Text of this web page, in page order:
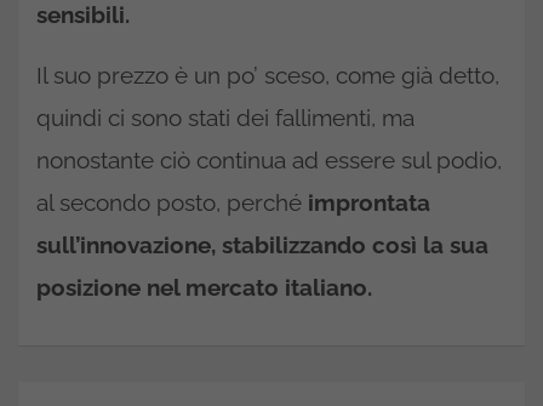
sensibili.
Il suo prezzo è un po’ sceso, come già detto,
quindi ci sono stati dei fallimenti, ma
nonostante ciò continua ad essere sul podio,
al secondo posto, perché improntata
sull’innovazione, stabilizzando così la sua
posizione nel mercato italiano.